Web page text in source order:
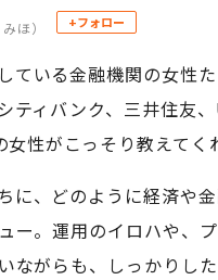
ほ） +フォロー
ている金融機関の女性
ィバンク、三井住友
女性がこっそり教えてく
に、どのように経済や
ー。運用のイロハや、
ながらも、しっかりし